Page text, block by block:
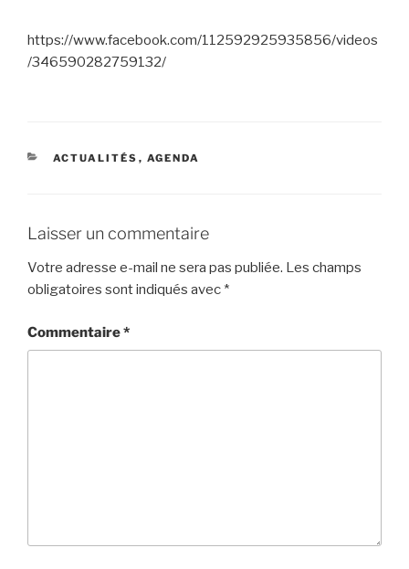
https://www.facebook.com/112592925935856/videos
/346590282759132/
CATÉGORIES
ACTUALITÉS , AGENDA
Laisser un commentaire
Votre adresse e-mail ne sera pas publiée. Les champs
obligatoires sont indiqués avec *
Commentaire*